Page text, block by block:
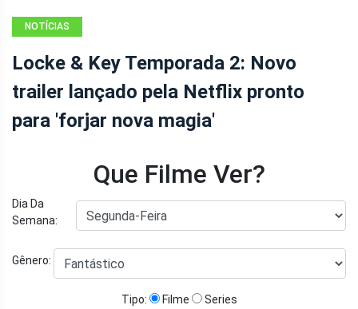
NOTÍCIAS
Locke & Key Temporada 2: Novo
trailer lançado pela Netflix pronto
para 'forjar nova magia'
Que Filme Ver?
Dia Da
Semana:
Gênero:
Tipo: Filme Series